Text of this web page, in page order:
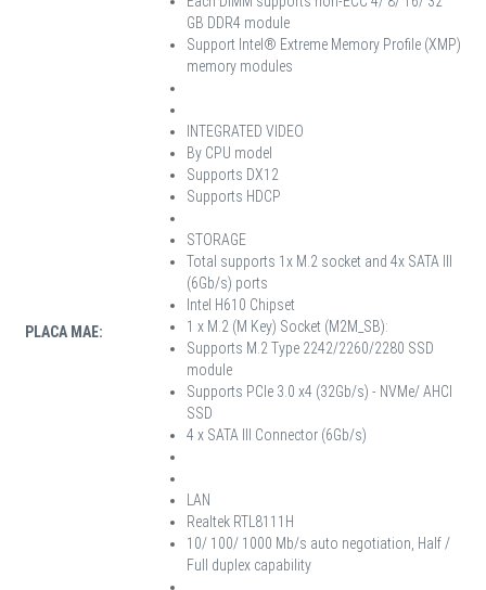
PLACA MAE:
GB DDR4 module
Support Intel® Extreme Memory Profile (XMP)
memory modules
INTEGRATED VIDEO
By CPU model
Supports DX12
Supports HDCP
STORAGE
Total supports 1x M.2 socket and 4x SATA III
(6Gb/s) ports
Intel H610 Chipset
1 x M.2 (M Key) Socket (M2M_SB):
Supports M.2 Type 2242/2260/2280 SSD
module
Supports PCIe 3.0 x4 (32Gb/s) - NVMe/ AHCI
SSD
4 x SATA III Connector (6Gb/s)
LAN
Realtek RTL8111H
10/ 100/ 1000 Mb/s auto negotiation, Half /
Full duplex capability